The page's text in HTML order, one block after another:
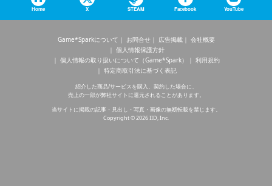
Home X STEAM Facebook YouTube
Game*Sparkについて お問合せ 広告掲載
会社概要
個人情報保護方針
個人情報の取り扱いについて（Game*Spark）
利用規約
特定商取引法に基づく表記
紹介した商品/サービスを購入、契約した場合に、
売上の一部が弊社サイトに還元されることがあります。
当サイトに掲載の記事・見出し・写真・画像の無断転載を禁じます。
Copyright © 2026 IID, Inc.